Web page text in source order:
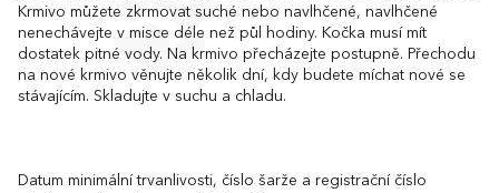
Krmivo můžete zkrmovat suché nebo navlhčené, navlhčené
nenechávejte v misce déle než půl hodiny. Kočka musí mít
dostatek pitné vody. Na krmivo přecházejte postupně. Přechodu
na nové krmivo věnujte několik dní, kdy budete míchat nové se
stávajícím. Skladujte v suchu a chladu.
Datum minimální trvanlivosti, číslo šarže a registrační číslo